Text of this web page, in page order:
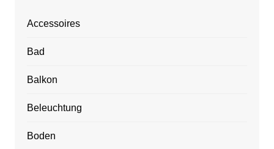
Accessoires
Bad
Balkon
Beleuchtung
Boden